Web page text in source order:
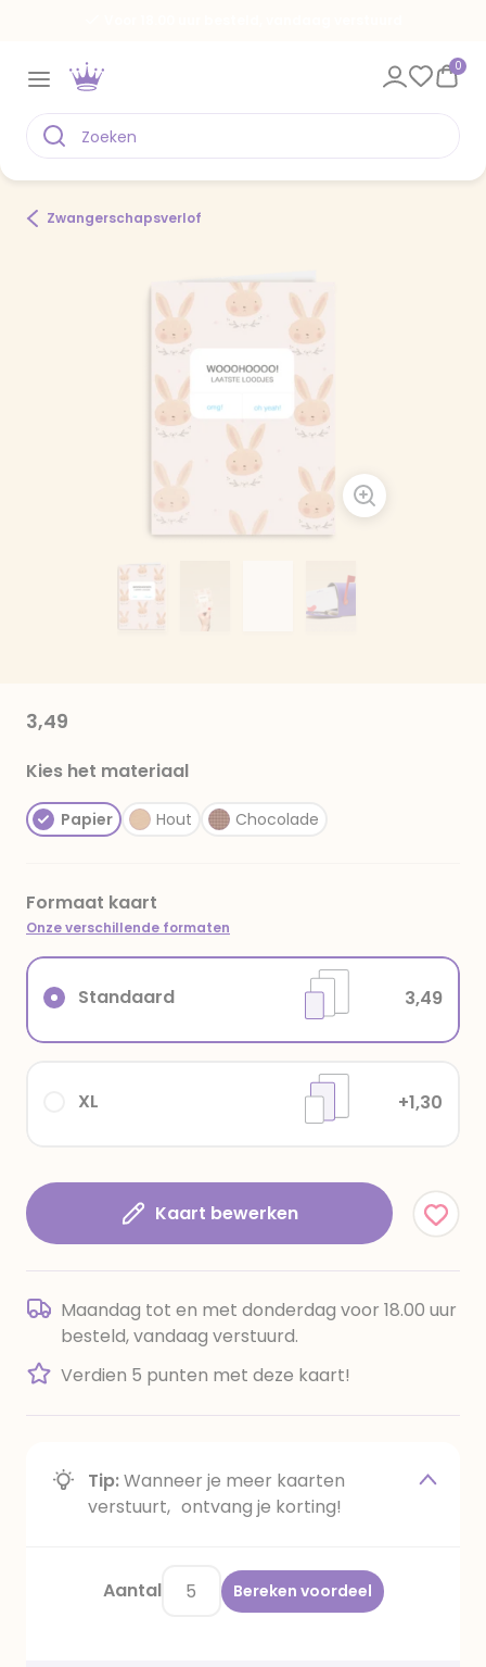
0
Zwangerschapsverlof
3,49
Kies het materiaal
Papier Hout Chocolade
Formaat kaart
Onze verschillende formaten
XL +1,30
Standaard 3,49
Kaart bewerken
Maandag tot en met donderdag voor 18.00 uur
besteld, vandaag verstuurd.
Verdien 5 punten met deze kaart!
Tip:Wanneer je meer kaarten
verstuurt, ontvang je korting!
Aantal Bereken voordeel